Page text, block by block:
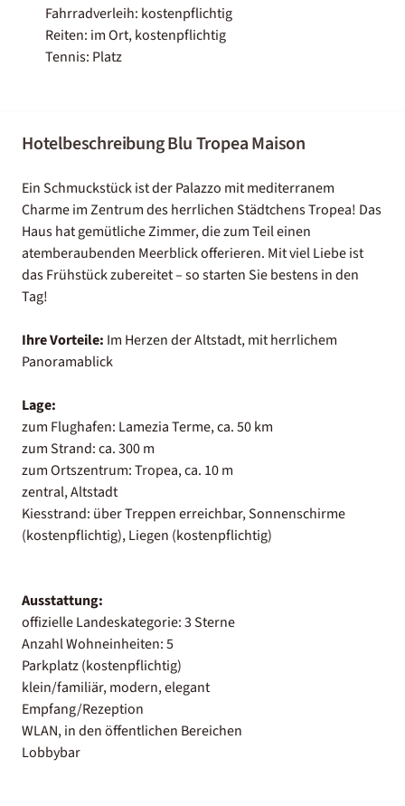
Fahrradverleih: kostenpflichtig
Reiten: im Ort, kostenpflichtig
Tennis: Platz
Hotelbeschreibung Blu Tropea Maison
Ein Schmuckstück ist der Palazzo mit mediterranem
Charme im Zentrum des herrlichen Städtchens Tropea! Das
Haus hat gemütliche Zimmer, die zum Teil einen
atemberaubenden Meerblick offerieren. Mit viel Liebe ist
das Frühstück zubereitet – so starten Sie bestens in den
Tag!
Ihre Vorteile: Im Herzen der Altstadt, mit herrlichem
Panoramablick
Lage:
zum Flughafen: Lamezia Terme, ca. 50 km
zum Strand: ca. 300 m
zum Ortszentrum: Tropea, ca. 10 m
zentral, Altstadt
Kiesstrand: über Treppen erreichbar, Sonnenschirme
(kostenpflichtig), Liegen (kostenpflichtig)
Ausstattung:
offizielle Landeskategorie: 3 Sterne
Anzahl Wohneinheiten: 5
Parkplatz (kostenpflichtig)
klein/familiär, modern, elegant
Empfang/Rezeption
WLAN, in den öffentlichen Bereichen
Lobbybar